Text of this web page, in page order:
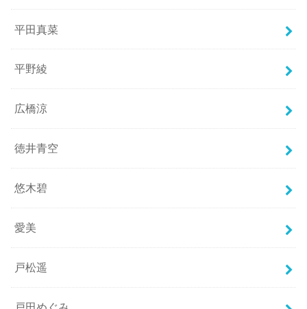
平田真菜
平野綾
広橋涼
徳井青空
悠木碧
愛美
戸松遥